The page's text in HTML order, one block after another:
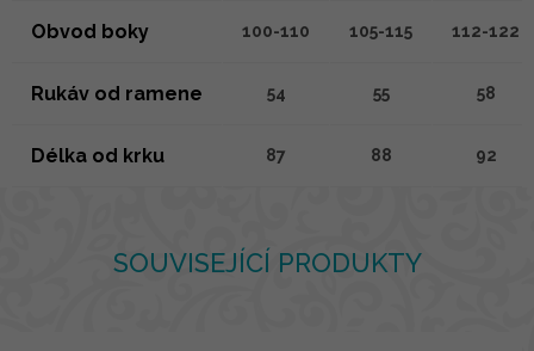
SOUVISEJÍCÍ PRODUKTY
Obvod boky 100-110 105-115 112-122
Rukáv od ramene 54 55 58
Délka od krku 87 88 92